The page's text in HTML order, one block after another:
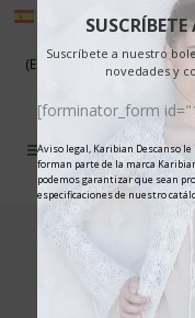
(Español) (Español)
No posts were
Suscríbete a nuestro
novedades y
[forminator_form
Aviso legal, Karibian Descanso
forman parte de la marca
podemos garantizar que sean
especificaciones de nuestro